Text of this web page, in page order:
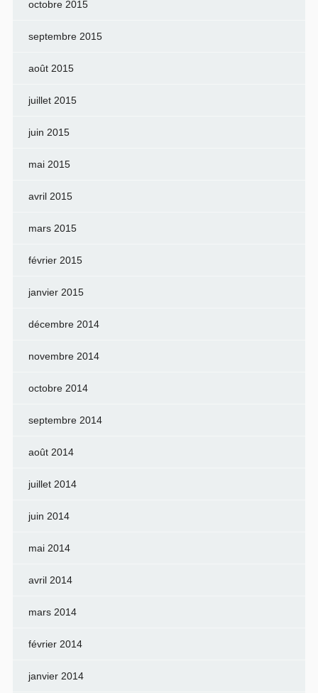
octobre 2015
septembre 2015
août 2015
juillet 2015
juin 2015
mai 2015
avril 2015
mars 2015
février 2015
janvier 2015
décembre 2014
novembre 2014
octobre 2014
septembre 2014
août 2014
juillet 2014
juin 2014
mai 2014
avril 2014
mars 2014
février 2014
janvier 2014